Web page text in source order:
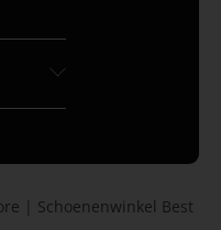
| Schoenenwinkel Best